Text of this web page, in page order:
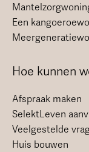
Een
Hoe kunnen
Afspraak maken
SelektLeven
Veelgestelde
Huis bouwen